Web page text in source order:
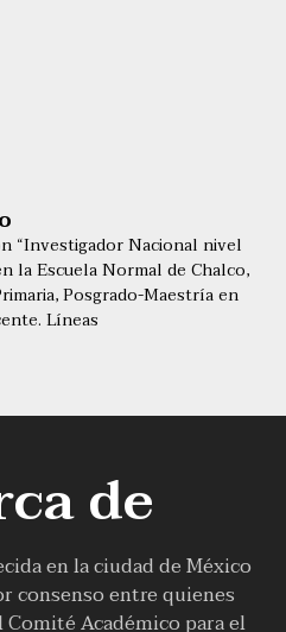
“Investigador Nacional nivel
la Escuela Normal de Chalco,
Posgrado-Maestría en
Líneas
de
en la ciudad de México
consenso entre quienes
Académico para el